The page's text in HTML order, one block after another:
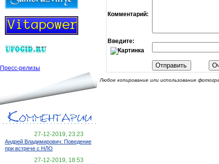
Пресс-релизы
27-12-2019, 23:23
Андрей Владимирович: Поведение
при встрече с НЛО
27-12-2019, 18:53
Комментарий:
Введите:
Любое копирование или использование